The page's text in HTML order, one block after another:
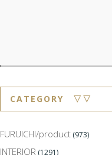
CATEGORY ▽▽
FURUICHI/product (973)
INTERIOR (1291)